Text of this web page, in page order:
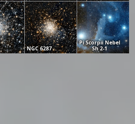
NGC 6287
Pi Scorpii Nebel
Sh 2-1